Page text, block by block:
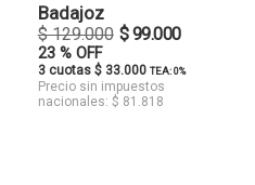
Badajoz
$ 129.000 $ 99.000
23 % OFF
3 cuotas $ 33.000 TEA: 0%
Precio sin impuestos
nacionales: $ 81.818